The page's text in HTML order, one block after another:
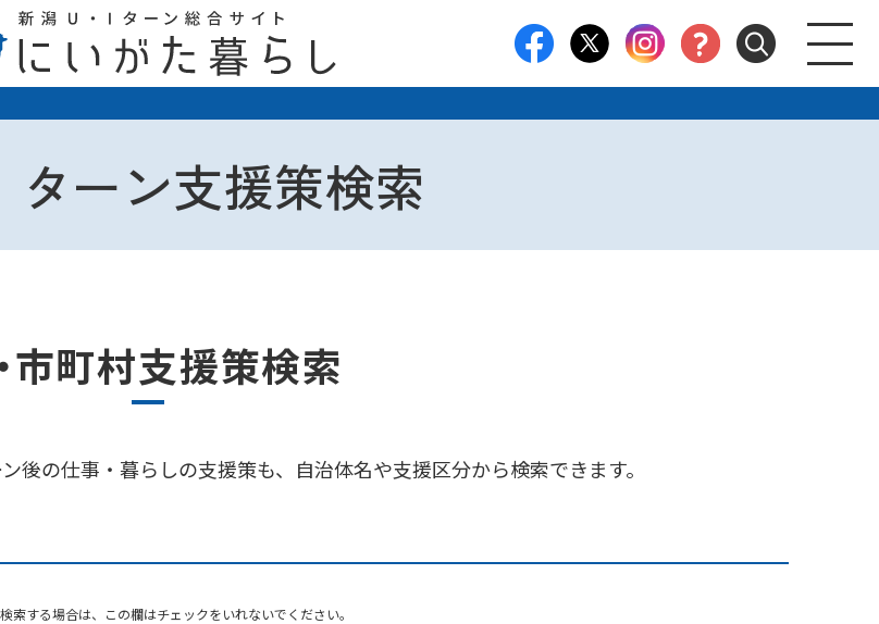
ターン支援策検索
市町村支援策検索
後の仕事・暮らしの支援策も、自治体名や支援区分から検索できます。
する場合は、この欄はチェックをいれないでください。